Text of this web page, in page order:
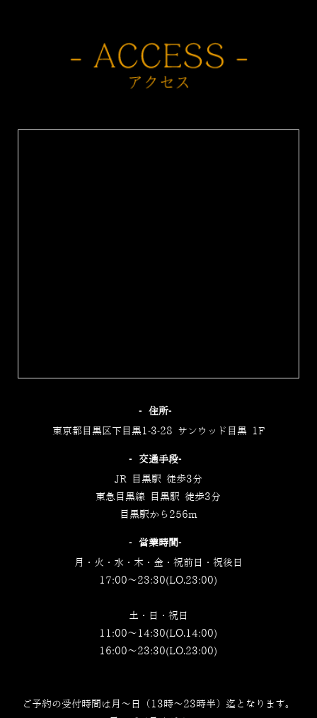
‐住所‐
東京都目黒区下目黒1-3-28 サンウッド目黒 1F
‐交通手段‐
JR 目黒駅 徒歩3分
東急目黒線 目黒駅 徒歩3分
目黒駅から256m
‐営業時間‐
月・火・水・木・金・祝前日・祝後日
17:00～23:30(LO.23:00)
土・日・祝日
11:00～14:30(LO.14:00)
16:00～23:30(LO.23:00)
ご予約の受付時間は月～日（13時～23時半）迄となります。